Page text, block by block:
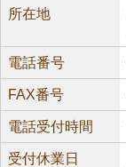
所在地
電話番号
FAX番号
電話受付時間
受付休業日